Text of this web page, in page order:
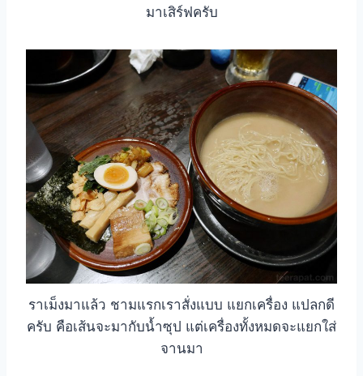
มาเสิร์ฟครับ
ราเม็งมาแล้ว ชามแรกเราสั่งแบบ แยกเครื่อง แปลกดี
ครับ คือเส้นจะมากับน้ำซุป แต่เครื่องทั้งหมดจะแยกใส่
จานมา